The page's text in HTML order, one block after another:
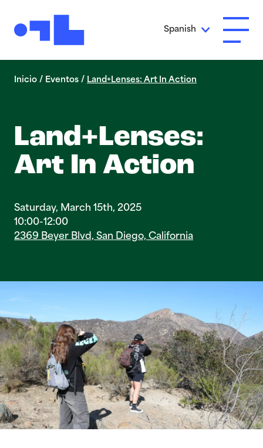
Spanish Abrir
Inicio / Eventos / Land+Lenses: Art In Action
Land+Lenses:
Art In Action
Saturday, March 15th, 2025
10:00-12:00
2369 Beyer Blvd, San Diego, California